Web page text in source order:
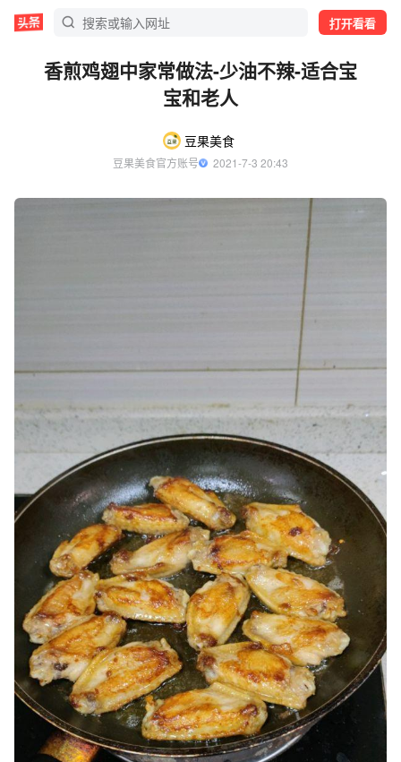
打开看看
香煎鸡翅中家常做法-少油不辣-适合宝
宝和老人
豆果美食
豆果美食官方账号
  2021-7-3 20:43